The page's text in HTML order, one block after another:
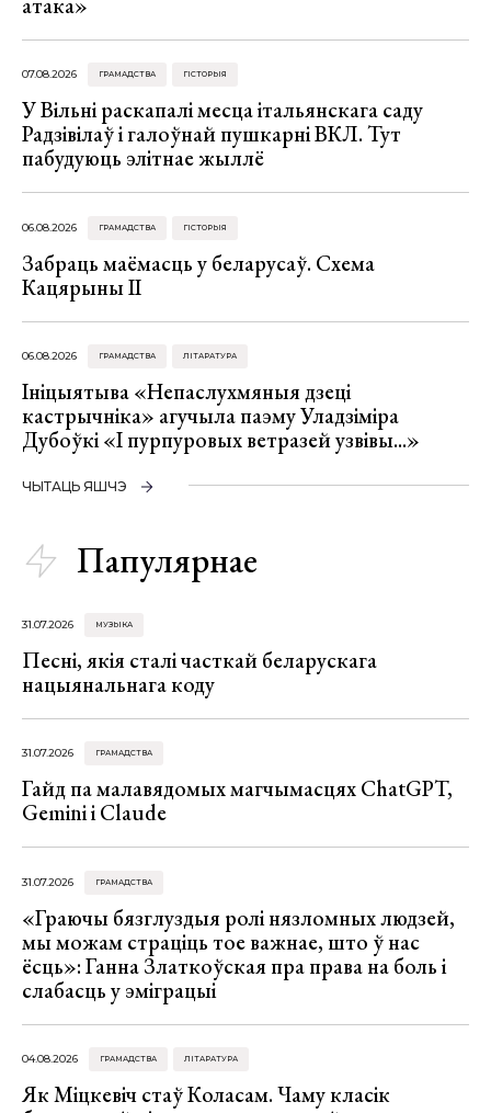
атака»
07.08.2026 ГРАМАДСТВА ГІСТОРЫЯ
У Вільні раскапалі месца італьянскага саду
Радзівілаў і галоўнай пушкарні ВКЛ. Тут
пабудуюць элітнае жыллё
06.08.2026 ГРАМАДСТВА ГІСТОРЫЯ
Забраць маёмасць у беларусаў. Схема
Кацярыны ІІ
06.08.2026 ГРАМАДСТВА ЛІТАРАТУРА
Ініцыятыва «Непаслухмяныя дзеці
кастрычніка» агучыла паэму Уладзіміра
Дубоўкі «І пурпуровых ветразей узвівы...»
ЧЫТАЦЬ ЯШЧЭ
Папулярнае
31.07.2026 МУЗЫКА
Песні, якія сталі часткай беларускага
нацыянальнага коду
31.07.2026 ГРАМАДСТВА
Гайд па малавядомых магчымасцях ChatGPT,
Gemini і Claude
31.07.2026 ГРАМАДСТВА
«Граючы бязглуздыя ролі нязломных людзей,
мы можам страціць тое важнае, што ў нас
ёсць»: Ганна Златкоўская пра права на боль і
слабасць у эміграцыі
04.08.2026 ГРАМАДСТВА ЛІТАРАТУРА
Як Міцкевіч стаў Коласам. Чаму класік